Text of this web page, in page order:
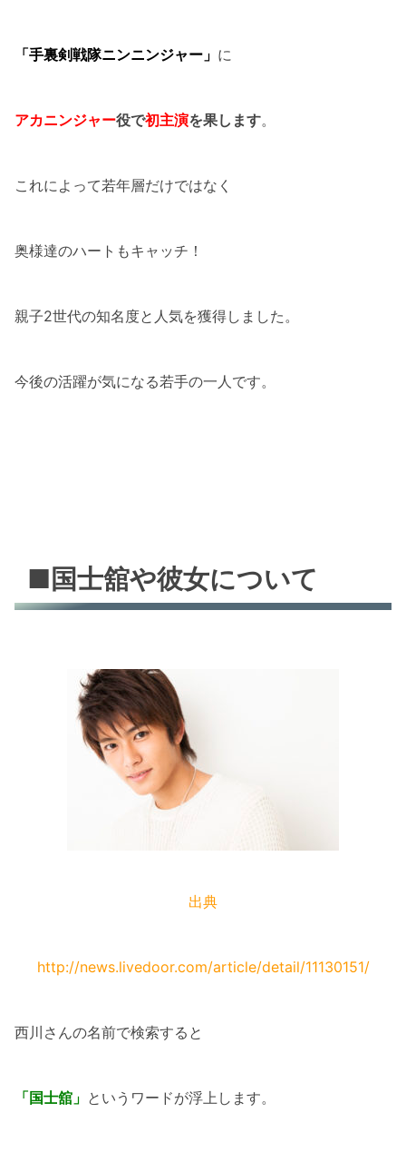
「手裏剣戦隊ニンニンジャー」 に
アカニンジャー役で初主演を果します。
これによって若年層だけではなく
奥様達のハートもキャッチ！
親子2世代の知名度と人気を獲得しました。
今後の活躍が気になる若手の一人です。
■国士舘や彼女について
出典
http://news.livedoor.com/article/detail/11130151/
西川さんの名前で検索すると
「国士舘」 というワードが浮上します。